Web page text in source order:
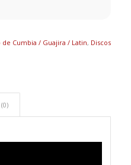
de Cumbia / Guajira / Latin, Discos